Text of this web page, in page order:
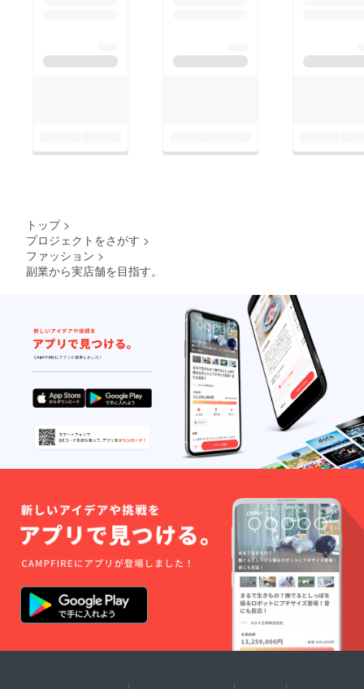
トップ >
プロジェクトをさがす >
ファッション >
副業から実店舗を目指す。